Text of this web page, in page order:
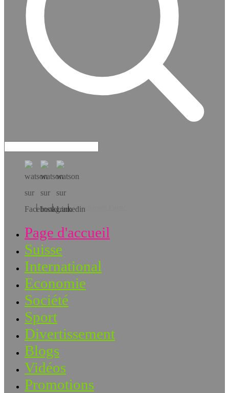
Téléchargez l’app!
Page d'accueil
Suisse
International
Economie
Société
Sport
Divertissement
Blogs
Vidéos
Promotions